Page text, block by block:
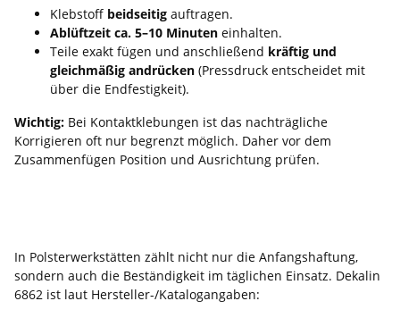
Klebstoff beidseitig auftragen.
Ablüftzeit ca. 5–10 Minuten einhalten.
Teile exakt fügen und anschließend kräftig und
gleichmäßig andrücken (Pressdruck entscheidet mit
über die Endfestigkeit).
Wichtig: Bei Kontaktklebungen ist das nachträgliche
Korrigieren oft nur begrenzt möglich. Daher vor dem
Zusammenfügen Position und Ausrichtung prüfen.
In Polsterwerkstätten zählt nicht nur die Anfangshaftung,
sondern auch die Beständigkeit im täglichen Einsatz. Dekalin
6862 ist laut Hersteller-/Katalogangaben: